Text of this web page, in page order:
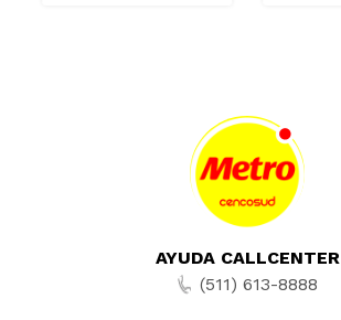
AYUDA CALLCENTER
(511) 613-8888